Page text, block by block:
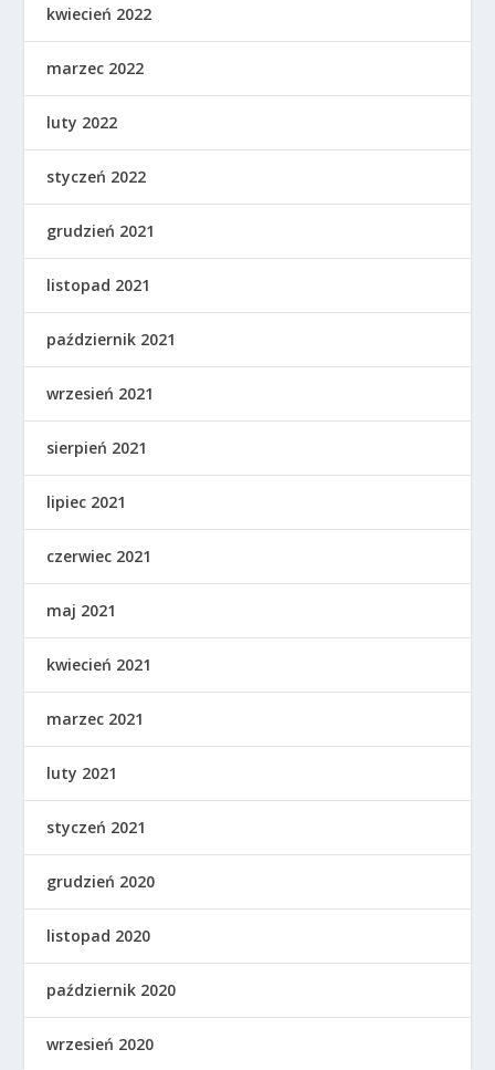
kwiecień 2022
marzec 2022
luty 2022
styczeń 2022
grudzień 2021
listopad 2021
październik 2021
wrzesień 2021
sierpień 2021
lipiec 2021
czerwiec 2021
maj 2021
kwiecień 2021
marzec 2021
luty 2021
styczeń 2021
grudzień 2020
listopad 2020
październik 2020
wrzesień 2020